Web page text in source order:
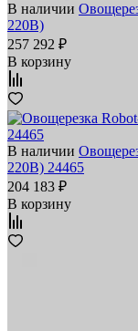
В наличии
220В)
257 292 ₽
В корзину
В наличии
220В) 24465
204 183 ₽
В корзину